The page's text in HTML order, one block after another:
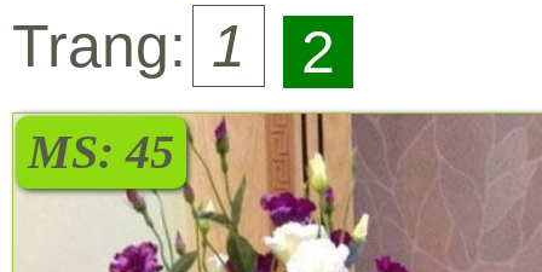
Trang: 1 2
MS: 45